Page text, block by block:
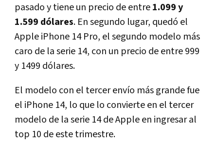
pasado y tiene un precio de entre1.099 y
1.599 dólares. En segundo lugar, quedó el
Apple iPhone 14 Pro, el segundo modelo más
caro de la serie 14, con un precio de entre 999
y 1499 dólares.
El modelo con el tercer envío más grande fue
el iPhone 14, lo que lo convierte en el tercer
modelo de la serie 14 de Apple en ingresar al
top 10 de este trimestre.